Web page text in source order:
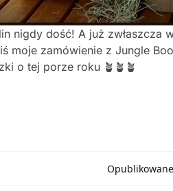
nigdy dość! A już
moje zamówienie z Jungle
o tej porze roku 🪴🪴🪴